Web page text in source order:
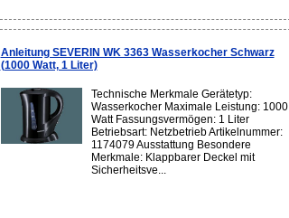
Anleitung SEVERIN WK 3363 Wasserkocher Schwarz
(1000 Watt, 1 Liter)
Technische Merkmale Gerätetyp:
Wasserkocher Maximale Leistung: 1000
Watt Fassungsvermögen: 1 Liter
Betriebsart: Netzbetrieb Artikelnummer:
1174079 Ausstattung Besondere
Merkmale: Klappbarer Deckel mit
Sicherheitsve...